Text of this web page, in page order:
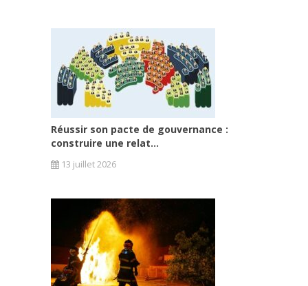
Réussir son pacte de gouvernance :
construire une relat...
13 juillet 2026